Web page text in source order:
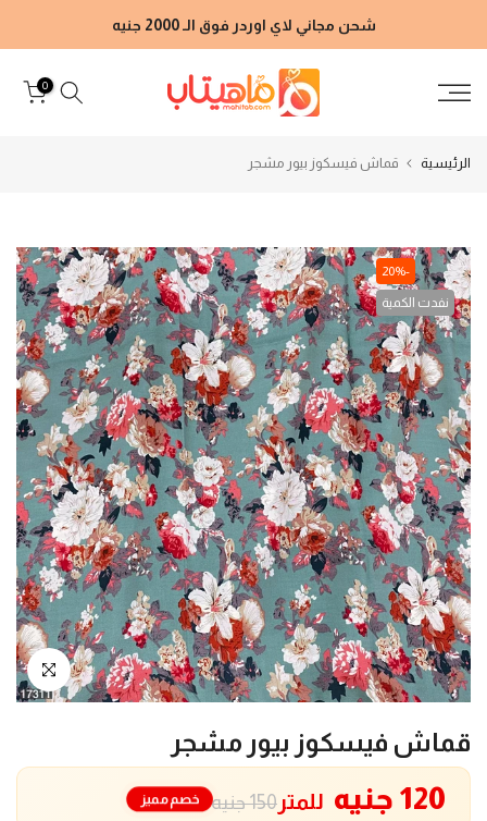
إلى
شحن مجاني لاي اوردر فوق الـ 2000 جنيه
0
الرئيسية قماش فيسكوز بيور مشجر
-20%
نفدت الكمية
انقر للتكبير
قماش فيسكوز بيور مشجر
150 جنيه 120 جنيه للمتر خصم مميز